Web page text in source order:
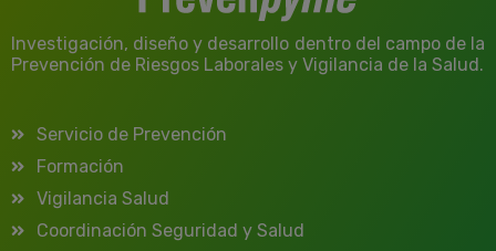
Investigación, diseño y desarrollo dentro del campo de la
Prevención de Riesgos Laborales y Vigilancia de la Salud.
Servicio de Prevención
Formación
Vigilancia Salud
Coordinación Seguridad y Salud